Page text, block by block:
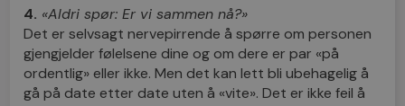
4. «Aldri spør: Er vi sammen nå?»
Det er selvsagt nervepirrende å spørre om personen
gjengjelder følelsene dine og om dere er par «på
ordentlig» eller ikke. Men det kan lett bli ubehagelig å
gå på date etter date uten å «vite». Det er ikke feil å